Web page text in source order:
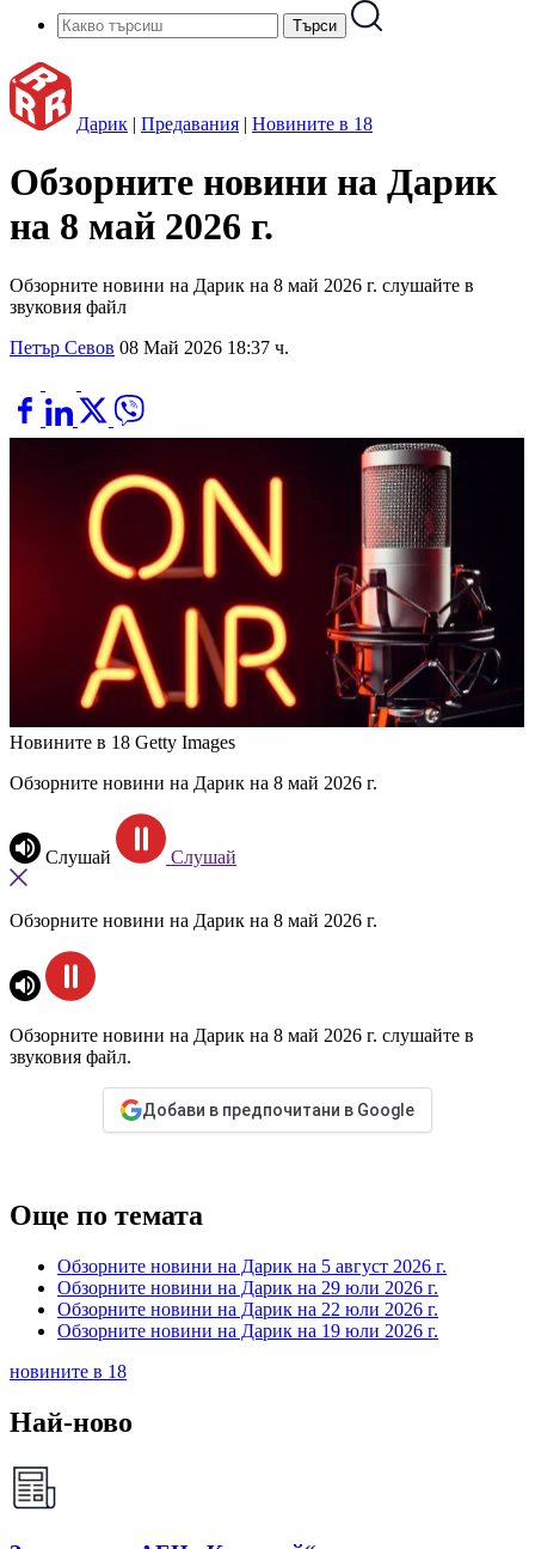
Дарик | Предавания | Новините в 18
Обзорните новини на Дарик
на 8 май 2026 г.
Обзорните новини на Дарик на 8 май 2026 г. слушайте в
звуковия файл
Петър Севов 08 Май 2026 18:37 ч.
Новините в 18 Getty Images
Обзорните новини на Дарик на 8 май 2026 г.
Слушай Слушай
Обзорните новини на Дарик на 8 май 2026 г.
Обзорните новини на Дарик на 8 май 2026 г. слушайте в
звуковия файл.
Добави в предпочитани в Google
Още по темата
Обзорните новини на Дарик на 5 август 2026 г.
Обзорните новини на Дарик на 29 юли 2026 г.
Обзорните новини на Дарик на 22 юли 2026 г.
Обзорните новини на Дарик на 19 юли 2026 г.
новините в 18
Най-ново